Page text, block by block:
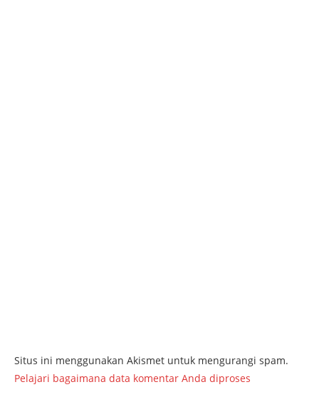
Situs ini menggunakan Akismet untuk mengurangi spam.
Pelajari bagaimana data komentar Anda diproses